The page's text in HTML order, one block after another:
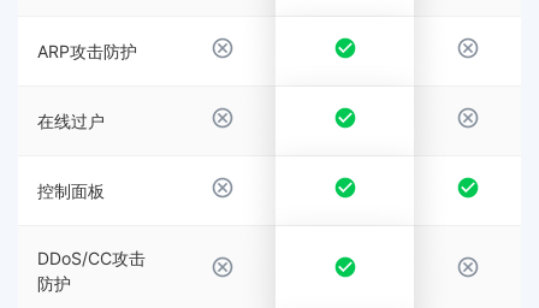
ARP攻击防护
在线过户
控制面板
DDoS/CC攻击
防护